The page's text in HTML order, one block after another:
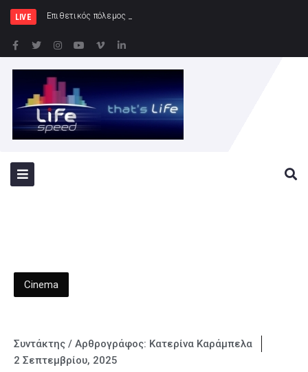
LIVE Επιθετικός πόλεμος της Ρωσίας κατά της Ου
Cinema
Συντάκτης / Αρθρογράφος: Κατερίνα Καράμπελα
2 Σεπτεμβρίου, 2025